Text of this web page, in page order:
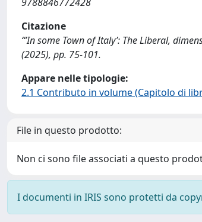
Citazione
“’In some Town of Italy’: The Liberal,
(2025), pp. 75-101.
Appare nelle tipologie:
2.1 Contributo in volume (Capitolo di
File in questo prodotto:
Non ci sono file associati a questo
I documenti in IRIS sono protetti da